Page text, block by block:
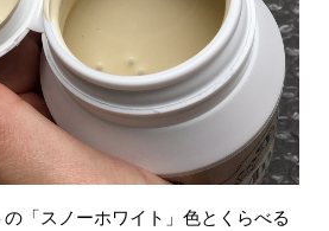
「スノーホワイト」色とくらべる